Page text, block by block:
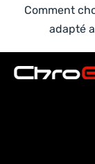
Comment
adapté